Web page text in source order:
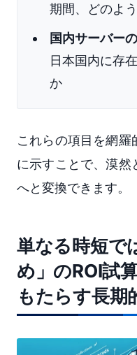
期間、どのよ
国内サーバー
日本国内に存
か
これらの項目を網羅
に示すことで、漠然
へと変換できます。
単なる時短で
め」のROI試
もたらす長期